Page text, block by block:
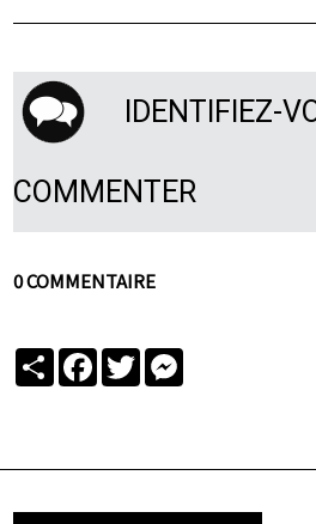
IDENTIFIEZ-
COMMENTER
0 COMMENTAIRE
PartagerFacebook
Twitter